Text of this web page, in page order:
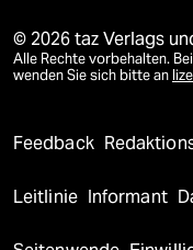
© 2026 taz Verlags
Alle Rechte vorbehalten.
wenden Sie sich bitte an
Feedback
Leitlinie Informant